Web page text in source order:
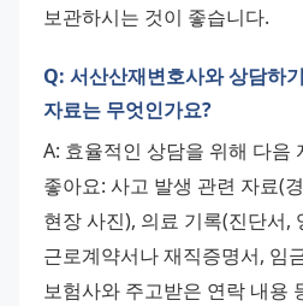
보관하시는 것이 좋습니다.
Q: 서산산재변호사와 상담하
자료는 무엇인가요?
A: 효율적인 상담을 위해 다음
좋아요: 사고 발생 관련 자료(
현장 사진), 의료 기록(진단서,
근로계약서나 재직증명서, 임
보험사와 주고받은 연락 내용